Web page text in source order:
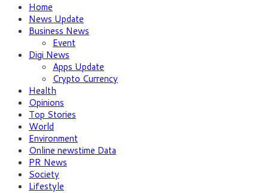
Home
News Update
Business News
Event
Digi News
Apps Update
Crypto Currency
Health
Opinions
Top Stories
World
Environment
Online newstime Data
PR News
Society
Lifestyle